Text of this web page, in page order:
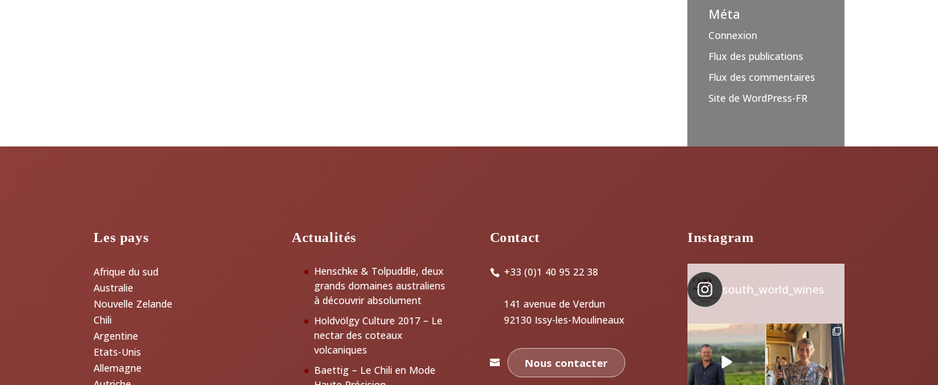
Méta
Connexion
Flux des publications
Flux des commentaires
Site de WordPress-FR
Les pays
Afrique du sud
Australie
Nouvelle Zelande
Chili
Argentine
Etats-Unis
Allemagne
Actualités
Henschke & Tolpuddle, deux
grands domaines australiens
à découvrir absolument
Holdvölgy Culture 2017 – Le
nectar des coteaux
volcaniques
Baettig – Le Chili en Mode
Contact
+33 (0)1 40 95 22 38
141 avenue de Verdun
92130 Issy-les-Moulineaux
Nous contacter
Instagram
south_world_wines